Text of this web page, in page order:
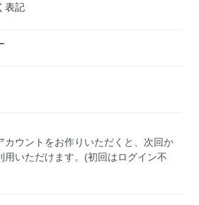
表記
ウントをお作りいただくと、次回か
用いただけます。(初回はログイン不